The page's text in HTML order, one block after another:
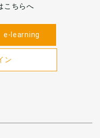
こちらへ
e-learning
ン